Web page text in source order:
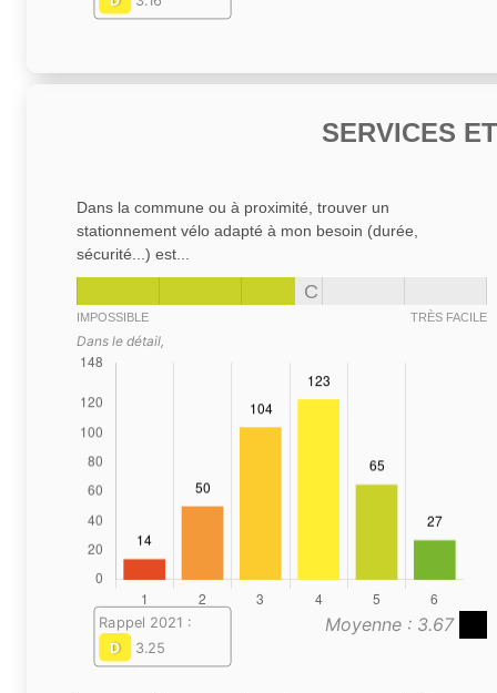
SERVICES
Dans la commune ou à proximité, trouver un
stationnement vélo adapté à mon besoin (durée,
sécurité...) est...
C
IMPOSSIBLE TRÈS FACILE
Dans le détail,
Moyenne : 3.67
Rappel 2021 :
D
3.25